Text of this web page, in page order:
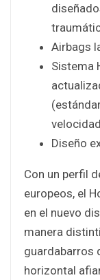
Airbags
Sistema
Diseño
Con un perfil
europeos, el
en el nuevo
manera
guardabarros
horizontal